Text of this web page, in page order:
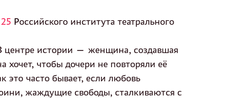
Российского института театрального
истории — женщина, создавшая
чтобы дочери не повторяли её
это часто бывает, если любовь
жаждущие свободы, сталкиваются с